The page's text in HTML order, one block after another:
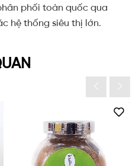
phối toàn quốc qua
hệ thống siêu thị lớn.